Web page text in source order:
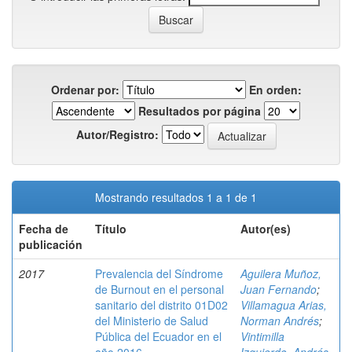
Ordenar por:
En orden:
Resultados por página
Autor/Registro:
Mostrando resultados 1 a 1 de 1
Fecha de
publicación
Título Autor(es)
2017
Prevalencia del Síndrome
de Burnout en el personal
sanitario del distrito 01D02
del Ministerio de Salud
Pública del Ecuador en el
Aguilera Muñoz,
Juan Fernando;
Villamagua Arias,
Norman Andrés;
Vintimilla